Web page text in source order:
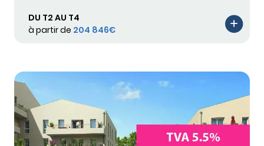
DU T2 AU T4
à partir de 204 846€